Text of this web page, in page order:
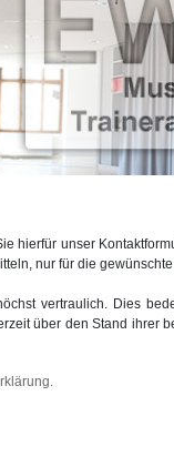
hierfür unser
nur für die
vertraulich. Dies
über den Stand